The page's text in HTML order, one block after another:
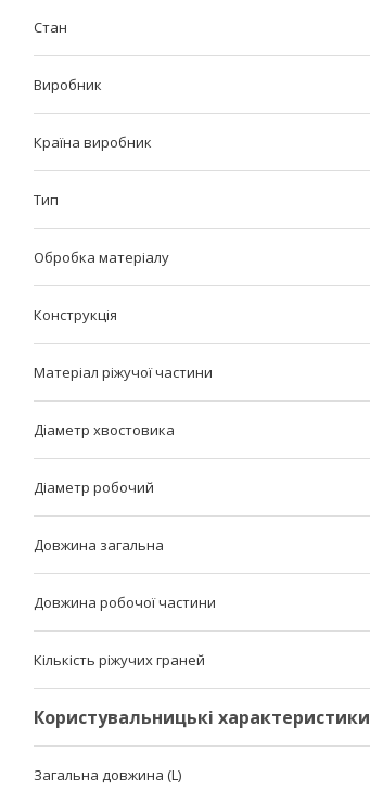
Стан
Виробник
Країна виробник
Тип
Обробка матеріалу
Конструкція
Матеріал ріжучої частини
Діаметр хвостовика
Діаметр робочий
Довжина загальна
Довжина робочої частини
Кількість ріжучих граней
Користувальницькі характеристики
Загальна довжина (L)